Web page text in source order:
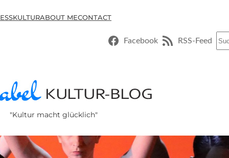
ESSKULTURABOUT MECONTACT
Facebook RSS-Feed
"Kultur macht glücklich"